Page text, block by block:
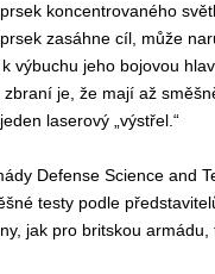
koncentrovaného
zasáhne cíl, může
výbuchu jeho bojovou
je, že mají až
laserový „výstřel.“
Defense Science and
testy podle
jak pro britskou armádu,